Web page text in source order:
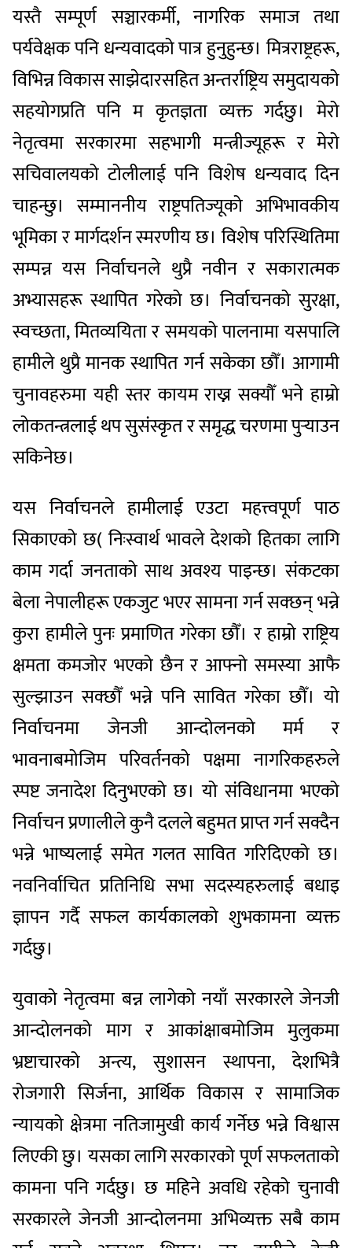
यस्तै सम्पूर्ण सञ्चारकर्मी, नागरिक समाज तथा
पर्यवेक्षक पनि धन्यवादको पात्र हुनुहुन्छ। मित्रराष्ट्रहरू,
विभिन्न विकास साझेदारसहित अन्तर्राष्ट्रिय समुदायको
सहयोगप्रति पनि म कृतज्ञता व्यक्त गर्दछु। मेरो
नेतृत्वमा सरकारमा सहभागी मन्त्रीज्यूहरू र मेरो
सचिवालयको टोलीलाई पनि विशेष धन्यवाद दिन
चाहन्छु। सम्माननीय राष्ट्रपतिज्यूको अभिभावकीय
भूमिका र मार्गदर्शन स्मरणीय छ। विशेष परिस्थितिमा
सम्पन्न यस निर्वाचनले थुप्रै नवीन र सकारात्मक
अभ्यासहरू स्थापित गरेको छ। निर्वाचनको सुरक्षा,
स्वच्छता, मितव्ययिता र समयको पालनामा यसपालि
हामीले थुप्रै मानक स्थापित गर्न सकेका छौँ। आगामी
चुनावहरुमा यही स्तर कायम राख्न सक्यौँ भने हाम्रो
लोकतन्त्रलाई थप सुसंस्कृत र समृद्ध चरणमा पुर्‍याउन
सकिनेछ।
यस निर्वाचनले हामीलाई एउटा महत्त्वपूर्ण पाठ
सिकाएको छ( निःस्वार्थ भावले देशको हितका लागि
काम गर्दा जनताको साथ अवश्य पाइन्छ। संकटका
बेला नेपालीहरू एकजुट भएर सामना गर्न सक्छन् भन्ने
कुरा हामीले पुनः प्रमाणित गरेका छौँ। र हाम्रो राष्ट्रिय
क्षमता कमजोर भएको छैन र आफ्नो समस्या आफै
सुल्झाउन सक्छौँ भन्ने पनि सावित गरेका छौँ। यो
निर्वाचनमा जेनजी आन्दोलनको मर्म र
भावनाबमोजिम परिवर्तनको पक्षमा नागरिकहरुले
स्पष्ट जनादेश दिनुभएको छ। यो संविधानमा भएको
निर्वाचन प्रणालीले कुनै दलले बहुमत प्राप्त गर्न सक्दैन
भन्ने भाष्यलाई समेत गलत सावित गरिदिएको छ।
नवनिर्वाचित प्रतिनिधि सभा सदस्यहरुलाई बधाइ
ज्ञापन गर्दै सफल कार्यकालको शुभकामना व्यक्त
गर्दछु।
युवाको नेतृत्वमा बन्न लागेको नयाँ सरकारले जेनजी
आन्दोलनको माग र आकांक्षाबमोजिम मुलुकमा
भ्रष्टाचारको अन्त्य, सुशासन स्थापना, देशभित्रै
रोजगारी सिर्जना, आर्थिक विकास र सामाजिक
न्यायको क्षेत्रमा नतिजामुखी कार्य गर्नेछ भन्ने विश्वास
लिएकी छु। यसका लागि सरकारको पूर्ण सफलताको
कामना पनि गर्दछु। छ महिने अवधि रहेको चुनावी
सरकारले जेनजी आन्दोलनमा अभिव्यक्त सबै काम